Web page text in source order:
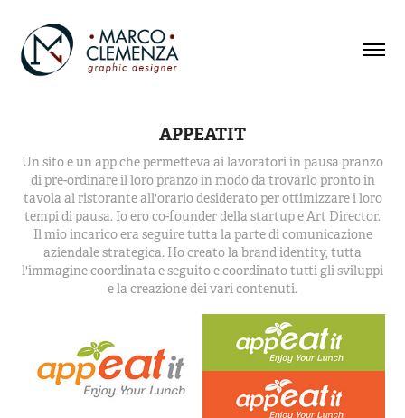
APPEATIT
Un sito e un app che permetteva ai lavoratori in pausa pranzo
di pre-ordinare il loro pranzo in modo da trovarlo pronto in
tavola al ristorante all'orario desiderato per ottimizzare i loro
tempi di pausa. Io ero co-founder della startup e Art Director.
Il mio incarico era seguire tutta la parte di comunicazione
aziendale strategica. Ho creato la brand identity, tutta
l'immagine coordinata e seguito e coordinato tutti gli sviluppi
e la creazione dei vari contenuti.